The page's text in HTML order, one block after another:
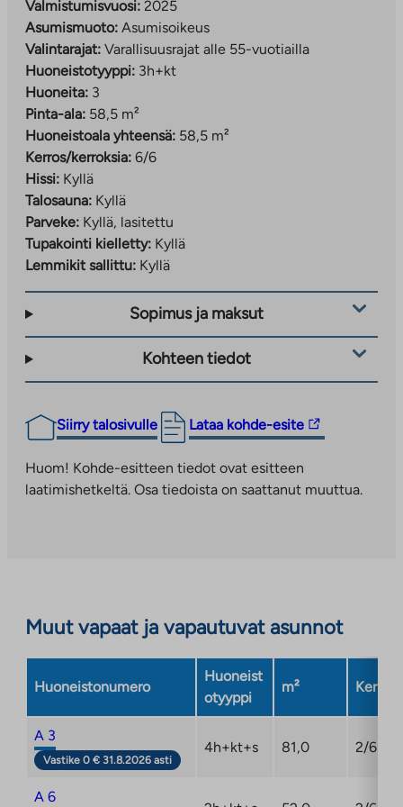
Valmistuttuaan Kera on noin 16 000 asukkaan
kaupunginosa
Liikenneyhteydet:
Keran asemalta junamatka Leppävaaraan n. 4
minuuttia ja Helsingin keskustaan n. 20 minuuttia
Autoilijoille sujuvat yhteydet Turun moottoritielle
ja Kehä II:lle
Kevyen liikenteen väylät mahdollistavat
turvallisen liikkumisen kävellen ja pyöräillen
Hakeminen ja lisätiedot:
Asumisoikeusasunnot (Viilivati 2)
ta.fi/asuntohakemukset/asumisoikeushakemus
Hakemusta täyttäessä valitse uudiskohde ja
toivekohteeksiViilivati 2.
Lisätiedot: tuija.rajamaki@ta.fi
Vuokra-asunnot (Maitovadinkatu 11)
Valmistumisvuosi: 2025
Asumismuoto: Asumisoikeus
Valintarajat: Varallisuusrajat alle 55-vuotiailla
Huoneistotyyppi: 3h+kt
Huoneita: 3
Pinta-ala: 58,5 m²
Huoneistoala yhteensä: 58,5 m²
Kerros/kerroksia: 6/6
Hissi: Kyllä
Talosauna: Kyllä
Parveke: Kyllä, lasitettu
Tupakointi kielletty: Kyllä
Lemmikit sallittu: Kyllä
Sopimus ja maksut
Kohteen tiedot
Siirry talosivulle Lataa kohde-esite
Linkki
ulkopuoliseen
palveluun.
Huom! Kohde-esitteen tiedot ovat esitteen
laatimishetkeltä. Osa tiedoista on saattanut muuttua.
Muut vapaat ja vapautuvat asunnot
Huoneistonumero
Huoneist
otyyppi
m² Kerros
A 3
Vastike 0 € 31.8.2026 asti
4h+kt+s 81,0 2/6
A 6